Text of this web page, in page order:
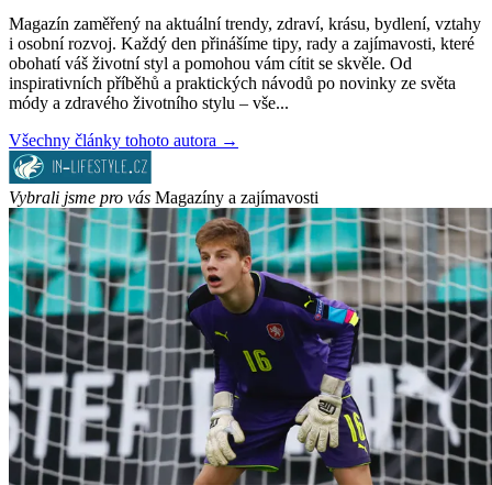
Magazín zaměřený na aktuální trendy, zdraví, krásu, bydlení, vztahy
i osobní rozvoj. Každý den přinášíme tipy, rady a zajímavosti, které
obohatí váš životní styl a pomohou vám cítit se skvěle. Od
inspirativních příběhů a praktických návodů po novinky ze světa
módy a zdravého životního stylu – vše...
Všechny články tohoto autora →
Vybrali jsme pro vás Magazíny a zajímavosti